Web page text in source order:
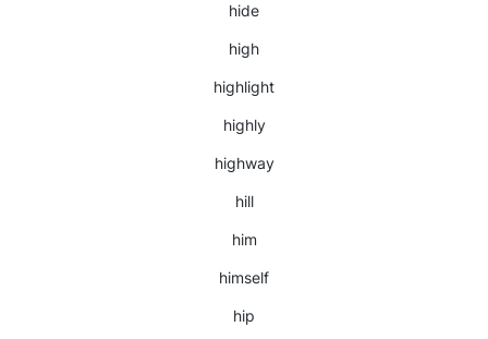
hide
high
highlight
highly
highway
hill
him
himself
hip